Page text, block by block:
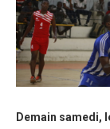
Demain samedi,